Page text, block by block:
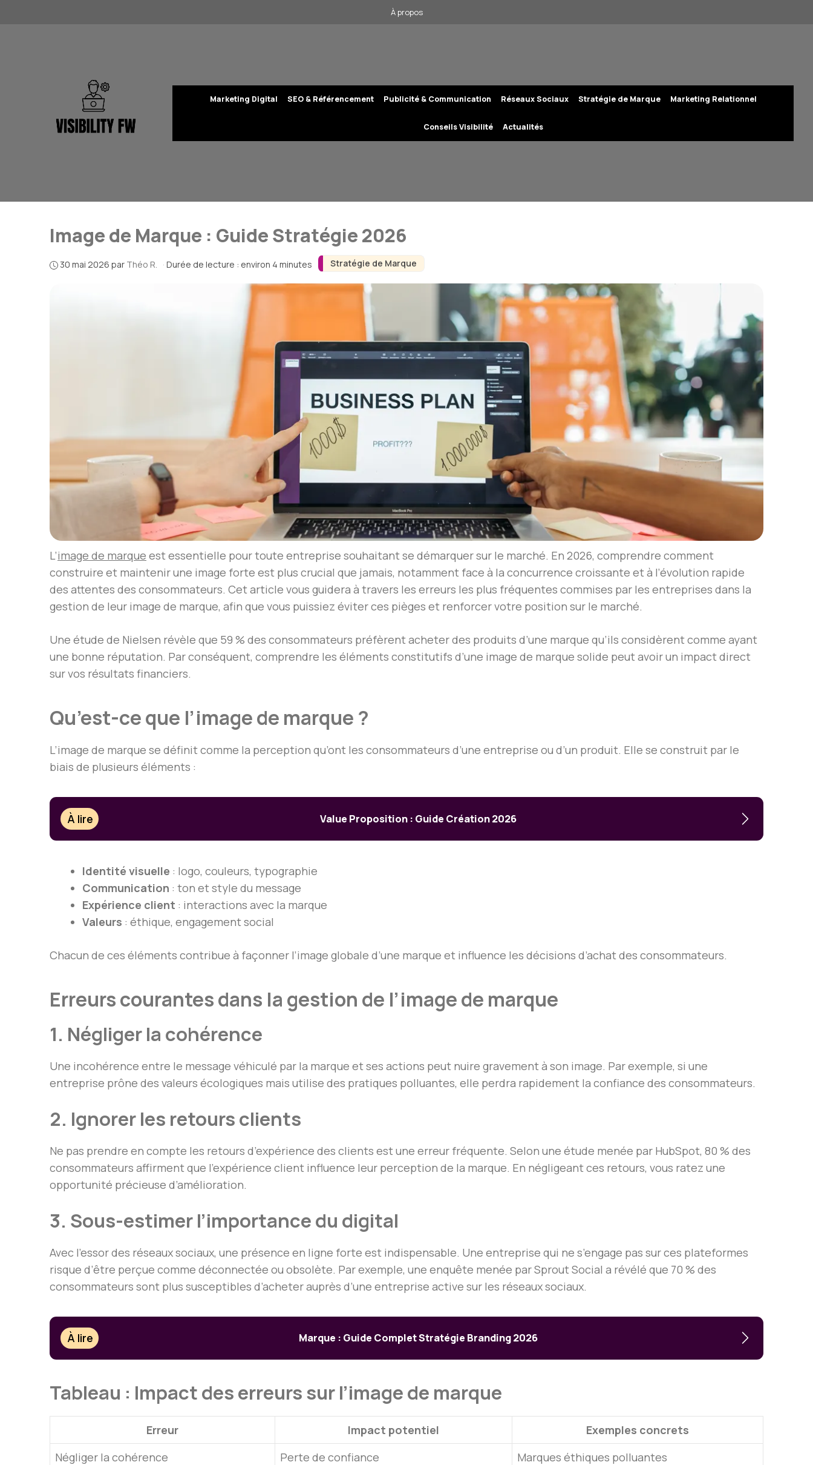
À propos
Marketing Digital SEO & Référencement Publicité & Communication Réseaux Sociaux Stratégie de Marque Marketing Relationnel
Conseils Visibilité Actualités
Stratégie de Marque
Image de Marque : Guide Stratégie 2026
30 mai 2026 par Théo R. · Durée de lecture : environ 4 minutes
L’image de marque est essentielle pour toute entreprise souhaitant se démarquer sur le marché. En 2026, comprendre comment
construire et maintenir une image forte est plus crucial que jamais, notamment face à la concurrence croissante et à l’évolution rapide
des attentes des consommateurs. Cet article vous guidera à travers les erreurs les plus fréquentes commises par les entreprises dans la
gestion de leur image de marque, afin que vous puissiez éviter ces pièges et renforcer votre position sur le marché.
Une étude de Nielsen révèle que 59 % des consommateurs préfèrent acheter des produits d’une marque qu’ils considèrent comme ayant
une bonne réputation. Par conséquent, comprendre les éléments constitutifs d’une image de marque solide peut avoir un impact direct
sur vos résultats financiers.
Qu’est-ce que l’image de marque ?
L’image de marque se définit comme la perception qu’ont les consommateurs d’une entreprise ou d’un produit. Elle se construit par le
biais de plusieurs éléments :
À lire Value Proposition : Guide Création 2026
Identité visuelle : logo, couleurs, typographie
Communication : ton et style du message
Expérience client : interactions avec la marque
Valeurs : éthique, engagement social
Chacun de ces éléments contribue à façonner l’image globale d’une marque et influence les décisions d’achat des consommateurs.
Erreurs courantes dans la gestion de l’image de marque
1. Négliger la cohérence
Une incohérence entre le message véhiculé par la marque et ses actions peut nuire gravement à son image. Par exemple, si une
entreprise prône des valeurs écologiques mais utilise des pratiques polluantes, elle perdra rapidement la confiance des consommateurs.
2. Ignorer les retours clients
Ne pas prendre en compte les retours d’expérience des clients est une erreur fréquente. Selon une étude menée par HubSpot, 80 % des
consommateurs affirment que l’expérience client influence leur perception de la marque. En négligeant ces retours, vous ratez une
opportunité précieuse d’amélioration.
3. Sous-estimer l’importance du digital
Avec l’essor des réseaux sociaux, une présence en ligne forte est indispensable. Une entreprise qui ne s’engage pas sur ces plateformes
risque d’être perçue comme déconnectée ou obsolète. Par exemple, une enquête menée par Sprout Social a révélé que 70 % des
consommateurs sont plus susceptibles d’acheter auprès d’une entreprise active sur les réseaux sociaux.
À lire Marque : Guide Complet Stratégie Branding 2026
Tableau : Impact des erreurs sur l’image de marque
Erreur Impact potentiel
Exemples concrets
Négliger la cohérence
Perte de confiance
Marques éthiques polluantes